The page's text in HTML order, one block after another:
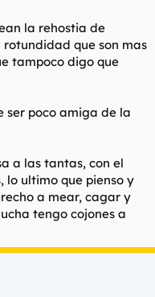
duchas al día no bajo.
en la epidermis.
de la city son la
un dechado de
... y, como norma
(cada vez menos,
rural, es para pensarse
tenemos uñas con capas
que poner a ablandar
de cotra...
la rehostia de
que son mas
tampoco digo que
ser poco amiga de la
a las tantas, con el
lo ultimo que pienso y
a mear, cagar y
tengo cojones a